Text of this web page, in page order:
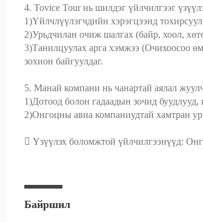
4. Tovice Tour нь шилдэг үйлчилгээг
1)Үйлчлүүлэгчдийн хэрэгцээнд
2)Урьдчилан очиж шалгах (байр, хоол,
3)Танилцуулах арга хэмжээ (Очихоосоо
зохион байгуулдаг.
5. Манай компани нь чанартай аялал
1)Дотоод болон гадаадын зочид буудлууд,
2)Онгоцны авиа компаниудтай хамтран
 Үзүүлэх боломжтой үйлчилгээнүүд:
Байршил